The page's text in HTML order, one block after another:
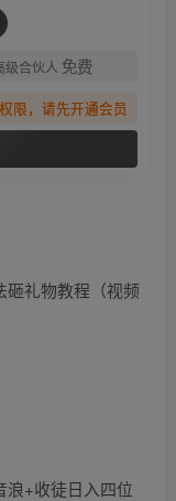
级合伙人 免费
限，请先开通会员
砸礼物教程（视频
浪+收徒日入四位